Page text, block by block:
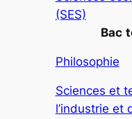
(SES)
Bac
Philosophie
Sciences et
l’industrie et